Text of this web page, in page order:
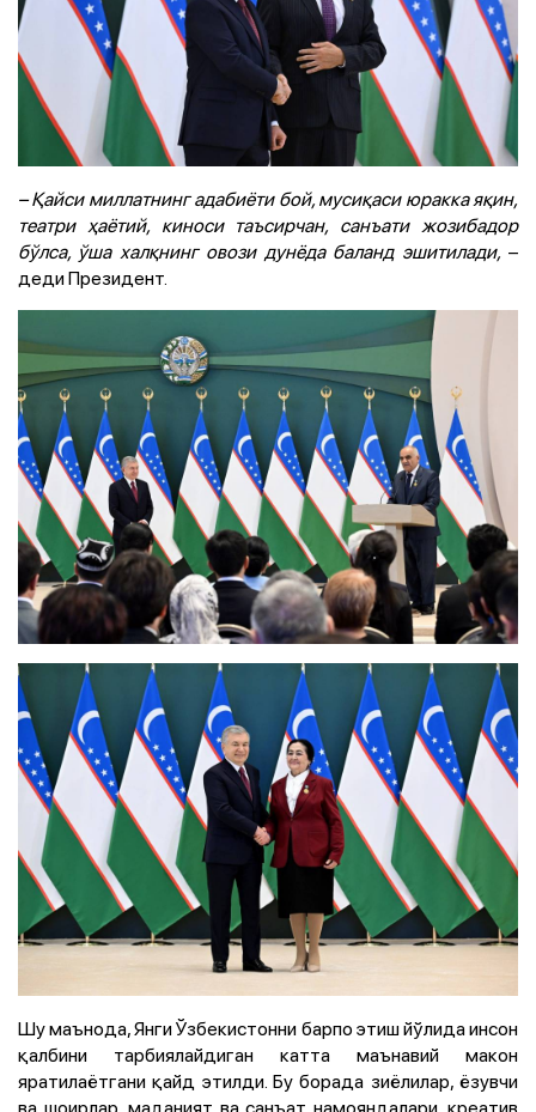
– Қайси миллатнинг адабиёти бой, мусиқаси юракка яқин,
театри ҳаётий, киноси таъсирчан, санъати жозибадор
бўлса, ўша халқнинг овози дунёда баланд эшитилади,–
деди Президент.
Шу маънода, Янги Ўзбекистонни барпо этиш йўлида инсон
қалбини тарбиялайдиган катта маънавий макон
яратилаётгани қайд этилди. Бу борада зиёлилар, ёзувчи